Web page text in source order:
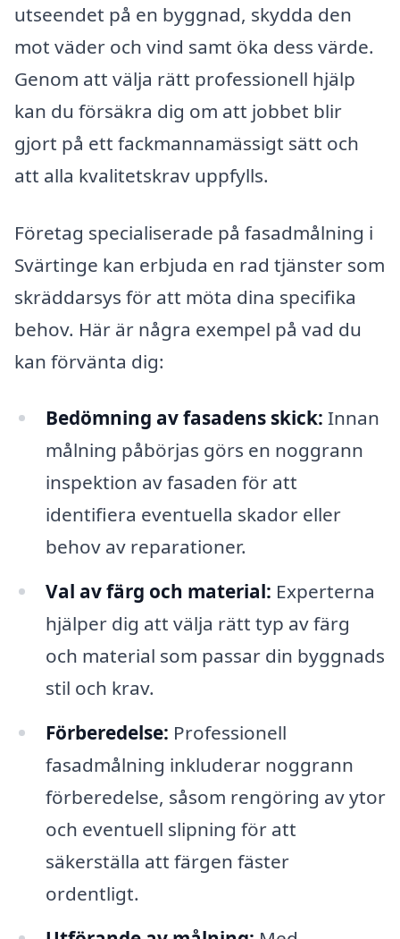
utseendet på en byggnad, skydda den
mot väder och vind samt öka dess värde.
Genom att välja rätt professionell hjälp
kan du försäkra dig om att jobbet blir
gjort på ett fackmannamässigt sätt och
att alla kvalitetskrav uppfylls.
Företag specialiserade på fasadmålning i
Svärtinge kan erbjuda en rad tjänster som
skräddarsys för att möta dina specifika
behov. Här är några exempel på vad du
kan förvänta dig:
Bedömning av fasadens skick: Innan
målning påbörjas görs en noggrann
inspektion av fasaden för att
identifiera eventuella skador eller
behov av reparationer.
Val av färg och material: Experterna
hjälper dig att välja rätt typ av färg
och material som passar din byggnads
stil och krav.
Förberedelse: Professionell
fasadmålning inkluderar noggrann
förberedelse, såsom rengöring av ytor
och eventuell slipning för att
säkerställa att färgen fäster
ordentligt.